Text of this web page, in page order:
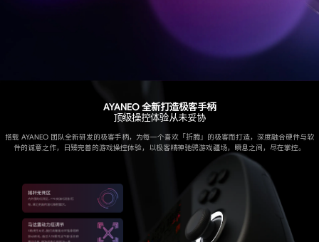
AYANEO 全新打造极客手柄
顶级操控体验从未妥协
搭载 AYANEO 团队全新研发的极客手柄，为每一个喜欢「折腾」的极客而打造，深度融合硬件与软
件的诚意之作，日臻完善的游戏操控体验，以极客精神驰骋游戏疆场，瞬息之间，尽在掌控。